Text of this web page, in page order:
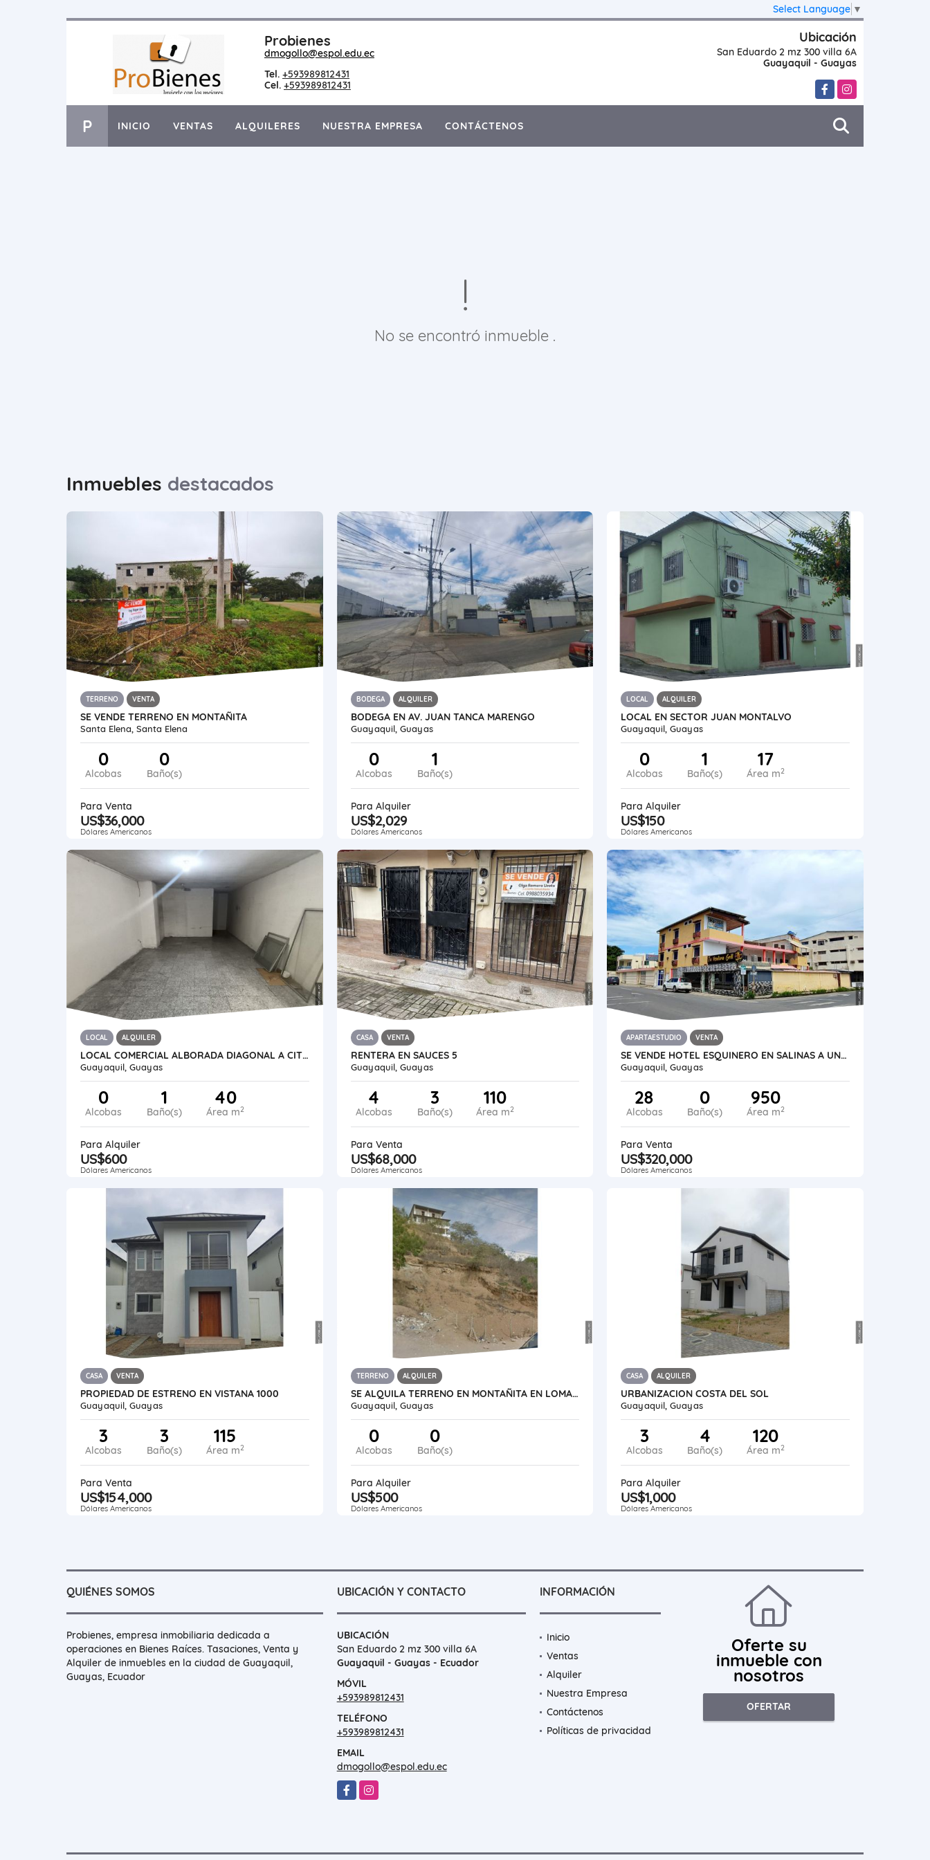
Select Language ▼
Probienes
dmogollo@espol.edu.ec
Tel. +593989812431
Cel. +593989812431
Ubicación
San Eduardo 2 mz 300 villa 6A
Guayaquil - Guayas
FacebookInstagram
P INICIO VENTAS ALQUILERES NUESTRA EMPRESA CONTÁCTENOS
No se encontró inmueble .
Inmuebles destacados
TERRENO VENTA
SE VENDE TERRENO EN MONTAÑITA
Santa Elena, Santa Elena
0
Alcobas
0
Baño(s)
Para Venta
US$36,000
Dólares Americanos
BODEGA ALQUILER
BODEGA EN AV. JUAN TANCA MARENGO
Guayaquil, Guayas
0
Alcobas
1
Baño(s)
Para Alquiler
US$2,029
Dólares Americanos
LOCAL ALQUILER
LOCAL EN SECTOR JUAN MONTALVO
Guayaquil, Guayas
0
Alcobas
1
Baño(s)
17
Área m2
Para Alquiler
US$150
Dólares Americanos
LOCAL ALQUILER
LOCAL COMERCIAL ALBORADA DIAGONAL A CITY MALL
Guayaquil, Guayas
0
Alcobas
1
Baño(s)
40
Área m2
Para Alquiler
US$600
Dólares Americanos
CASA VENTA
RENTERA EN SAUCES 5
Guayaquil, Guayas
4
Alcobas
3
Baño(s)
110
Área m2
Para Venta
US$68,000
Dólares Americanos
APARTAESTUDIO VENTA
SE VENDE HOTEL ESQUINERO EN SALINAS A UNA CUADRA DEL MALECON
Guayaquil, Guayas
28
Alcobas
0
Baño(s)
950
Área m2
Para Venta
US$320,000
Dólares Americanos
CASA VENTA
PROPIEDAD DE ESTRENO EN VISTANA 1000
Guayaquil, Guayas
3
Alcobas
3
Baño(s)
115
Área m2
Para Venta
US$154,000
Dólares Americanos
TERRENO ALQUILER
SE ALQUILA TERRENO EN MONTAÑITA EN LOMA IDEAL PARA TORRES DE ANTENA
Guayaquil, Guayas
0
Alcobas
0
Baño(s)
Para Alquiler
US$500
Dólares Americanos
CASA ALQUILER
URBANIZACION COSTA DEL SOL
Guayaquil, Guayas
3
Alcobas
4
Baño(s)
120
Área m2
Para Alquiler
US$1,000
Dólares Americanos
QUIÉNES SOMOS
Probienes, empresa inmobiliaria dedicada a
operaciones en Bienes Raíces. Tasaciones, Venta y
Alquiler de inmuebles en la ciudad de Guayaquil,
Guayas, Ecuador
UBICACIÓN Y CONTACTO
UBICACIÓN
San Eduardo 2 mz 300 villa 6A
Guayaquil - Guayas - Ecuador
MÓVIL
+593989812431
TELÉFONO
+593989812431
EMAIL
dmogollo@espol.edu.ec
FacebookInstagram
INFORMACIÓN
Inicio
Ventas
Alquiler
Nuestra Empresa
Contáctenos
Políticas de privacidad
Oferte su
inmueble con
nosotros
OFERTAR